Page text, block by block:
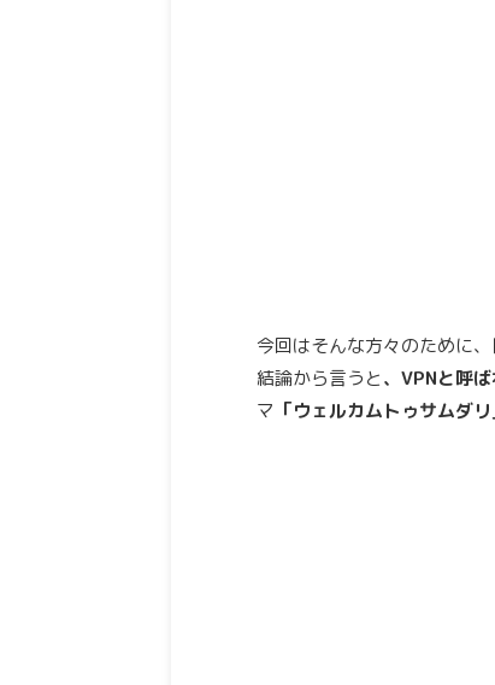
今回はそんな方々のために、
結論から言うと、VPNと呼
マ 「ウェルカムトゥサムダリ